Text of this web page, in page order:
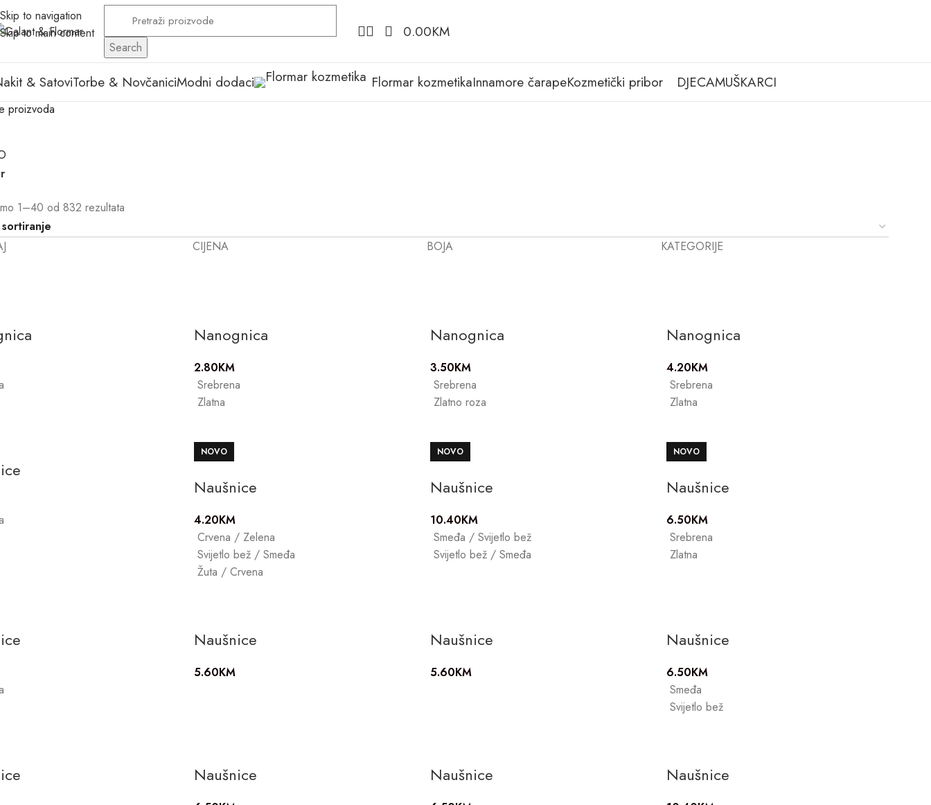
Skip to navigation
Skip to main content
Search
0.00KM
& SatoviTorbe & NovčaniciModni dodaci Flormar kozmetikaInnamore čarapeKozmetički pribor DJECAMUŠKARCI
proizvoda
1–40 od 832 rezultata
CIJENA BOJA KATEGORIJE
Nanognica
2.80KM
Srebrena
Zlatna
Nanognica
3.50KM
Srebrena
Zlatno roza
Nanognica
4.20KM
Srebrena
Zlatna
NOVO
Naušnice
4.20KM
Crvena / Zelena
Svijetlo bež / Smeđa
Žuta / Crvena
NOVO
Naušnice
10.40KM
Smeđa / Svijetlo bež
Svijetlo bež / Smeđa
NOVO
Naušnice
6.50KM
Srebrena
Zlatna
Naušnice
5.60KM
Naušnice
5.60KM
Naušnice
6.50KM
Smeđa
Svijetlo bež
Naušnice Naušnice Naušnice